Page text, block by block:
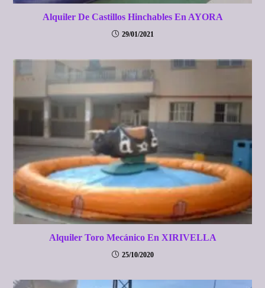
Alquiler De Castillos Hinchables En AYORA
29/01/2021
Alquiler Toro Mecánico En XIRIVELLA
25/10/2020